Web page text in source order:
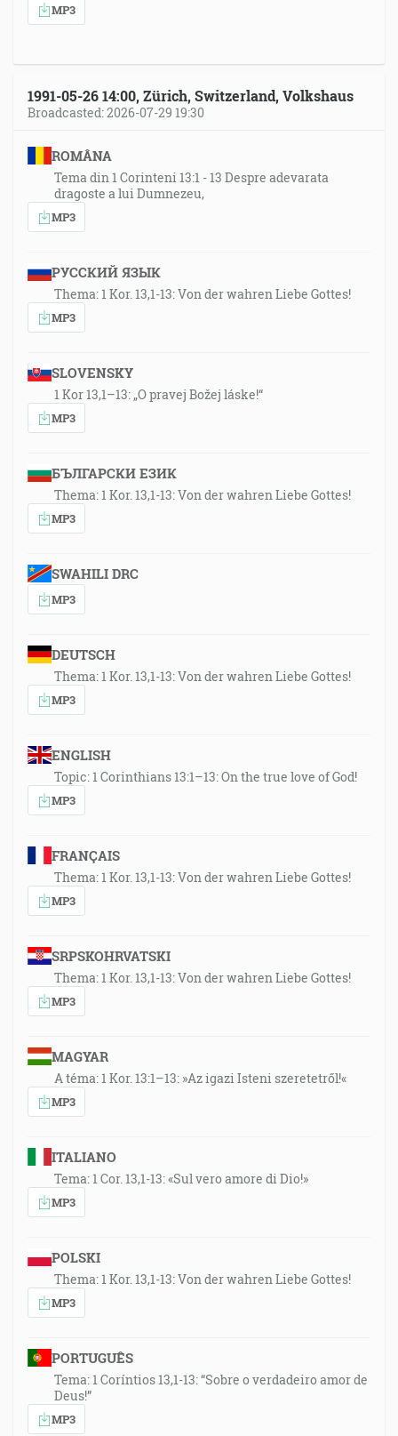
MP3
1991-05-26 14:00, Zürich, Switzerland, Volkshaus
Broadcasted: 2026-07-29 19:30
ROMÂNA
Tema din 1 Corinteni 13:1 - 13 Despre adevarata
dragoste a lui Dumnezeu,
MP3
РУССКИЙ ЯЗЫК
Thema: 1 Kor. 13,1-13: Von der wahren Liebe Gottes!
MP3
SLOVENSKY
1 Kor 13,1–13: „O pravej Božej láske!“
MP3
БЪЛГАРСКИ ЕЗИК
Thema: 1 Kor. 13,1-13: Von der wahren Liebe Gottes!
MP3
SWAHILI DRC
MP3
DEUTSCH
Thema: 1 Kor. 13,1-13: Von der wahren Liebe Gottes!
MP3
ENGLISH
Topic: 1 Corinthians 13:1–13: On the true love of God!
MP3
FRANÇAIS
Thema: 1 Kor. 13,1-13: Von der wahren Liebe Gottes!
MP3
SRPSKOHRVATSKI
Thema: 1 Kor. 13,1-13: Von der wahren Liebe Gottes!
MP3
MAGYAR
A téma: 1 Kor. 13:1–13: »Az igazi Isteni szeretetről!«
MP3
ITALIANO
Tema: 1 Cor. 13,1-13: «Sul vero amore di Dio!»
MP3
POLSKI
Thema: 1 Kor. 13,1-13: Von der wahren Liebe Gottes!
MP3
PORTUGUÊS
Tema: 1 Coríntios 13,1-13: “Sobre o verdadeiro amor de
Deus!”
MP3